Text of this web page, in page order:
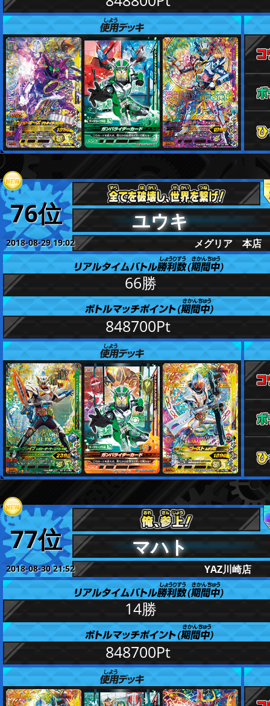
76位
2018-08-29 19:02
更新
ユウキ
メグリア 本店
66勝
848700Pt
77位
2018-08-30 21:52
更新
マハト
YAZ川崎店
14勝
848700Pt